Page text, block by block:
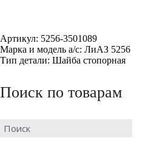
Артикул: 5256-3501089
Марка и модель а/с: ЛиАЗ 5256
Тип детали: Шайба стопорная
Поиск по товарам